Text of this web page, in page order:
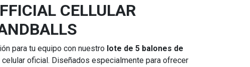
CELLULAR
para tu equipo con nuestro lote de 5 balones de
celular oficial. Diseñados especialmente para ofrecer